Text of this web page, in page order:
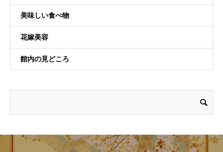
美味しい食べ物
花嫁美容
館内の見どころ